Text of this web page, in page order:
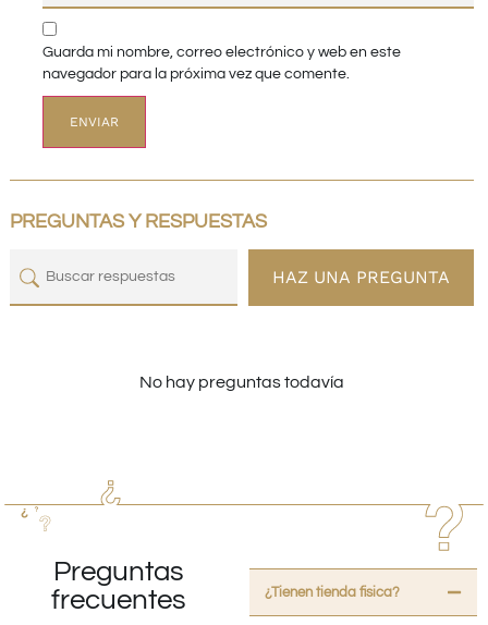
Guarda mi nombre, correo electrónico y web en este
navegador para la próxima vez que comente.
PREGUNTAS Y RESPUESTAS
HAZ UNA PREGUNTA
No hay preguntas todavía
Preguntas
frecuentes
¿Tienen tienda fisica?